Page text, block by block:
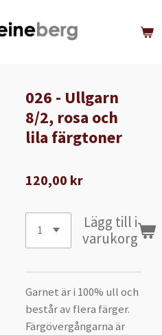
026 - Ullgarn
8/2, rosa och
lila färgtoner
120,00 kr
Lägg till i
varukorg
Garnet är i 100% ull och
består av flera färger.
Färgövergångarna är